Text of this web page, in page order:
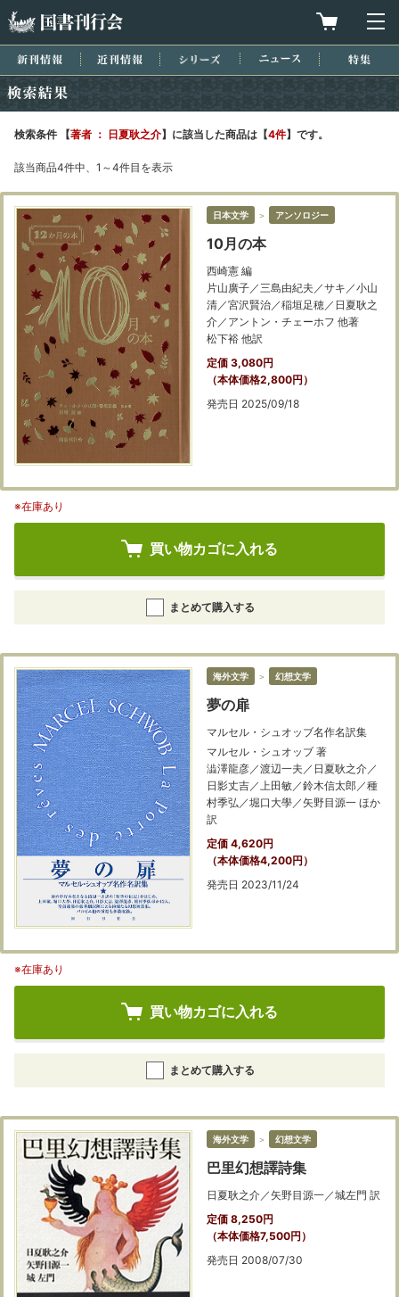
買物カゴを
新刊情報 近刊情報 シリーズ ニュース
検索条件 【著者 ： 日夏耿之介】に該当した商品は【4件】です。
該当商品4件中、1～4件目を表示
日本文学 ＞ アンソロジー
10月の本
西崎憲 編
片山廣子／三島由紀夫／サキ／小山
清／宮沢賢治／稲垣足穂／日夏耿之
介／アントン・チェーホフ 他著
松下裕 他訳
定価 3,080円
（本体価格2,800円）
発売日 2025/09/18
※在庫あり
買い物カゴに入れる
まとめて購入する
海外文学 ＞ 幻想文学
夢の扉
マルセル・シュオッブ名作名訳集
マルセル・シュオッブ 著
澁澤龍彦／渡辺一夫／日夏耿之介／
日影丈吉／上田敏／鈴木信太郎／種
村季弘／堀口大學／矢野目源一 ほか
訳
定価 4,620円
（本体価格4,200円）
発売日 2023/11/24
※在庫あり
買い物カゴに入れる
まとめて購入する
海外文学 ＞ 幻想文学
巴里幻想譯詩集
日夏耿之介／矢野目源一／城左門 訳
定価 8,250円
（本体価格7,500円）
発売日 2008/07/30